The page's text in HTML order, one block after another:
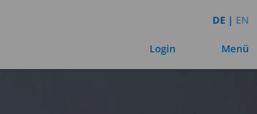
DE | EN
Login Menü